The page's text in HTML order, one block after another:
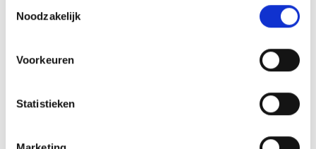
Noodzakelijk
Voorkeuren
Statistieken
Wanneer het instrument tegen het oppervlak wordt
gehouden, zendt het een signaal in het materiaal. Het
vochtniveau wordt weergegeven op het
digitale display en de vochtigheidstoestand ervan
worden weergegeven op de bijbehorende schaal met
kleurgecodeerde leds. De meetpresentatie helpt de